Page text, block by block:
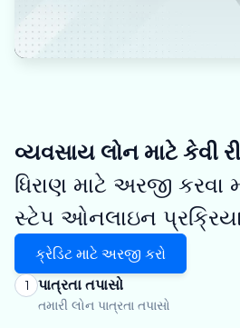
વ્યવસાય લોન માટે કેવી
ધિરાણ માટે અરજી કરવા
સ્ટેપ ઓનલાઇન
ક્રેડિટ માટે અરજી કરો
1 પાત્રતા તપાસો
તમારી લોન પાત્રતા તપાસો